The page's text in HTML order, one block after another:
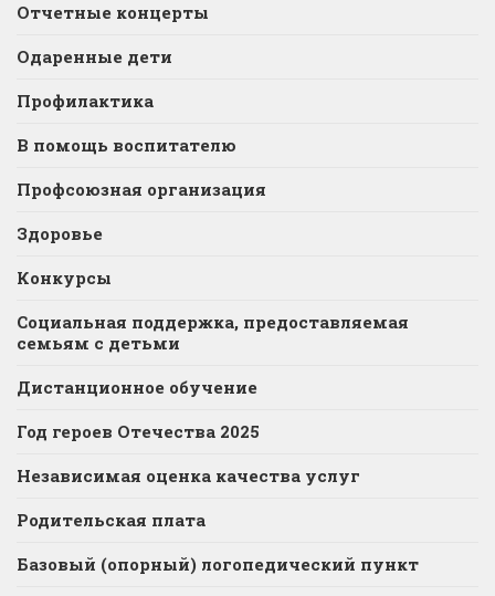
Отчетные концерты
Одаренные дети
Профилактика
В помощь воспитателю
Профсоюзная организация
Здоровье
Конкурсы
Социальная поддержка, предоставляемая
семьям с детьми
Дистанционное обучение
Год героев Отечества 2025
Независимая оценка качества услуг
Родительская плата
Базовый (опорный) логопедический пункт